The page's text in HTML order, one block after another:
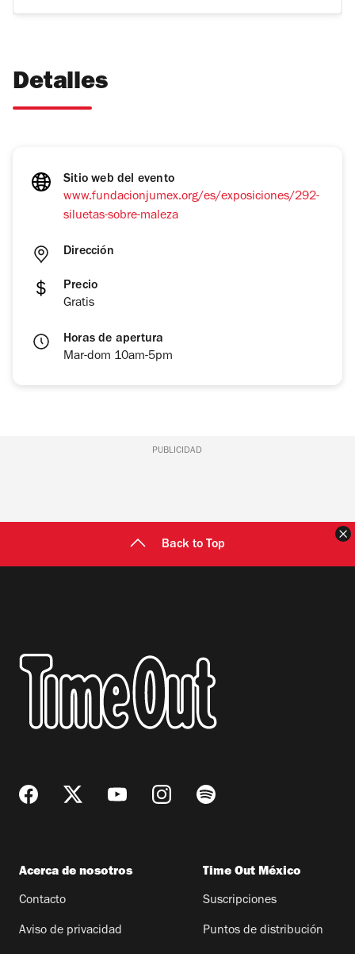
Detalles
Sitio web del evento
www.fundacionjumex.org/es/exposiciones/292-
siluetas-sobre-maleza
Dirección
Precio
Gratis
Horas de apertura
Mar-dom 10am-5pm
PUBLICIDAD
Back to Top
Acerca de nosotros
Contacto
Aviso de privacidad
Time Out México
Suscripciones
Puntos de distribución